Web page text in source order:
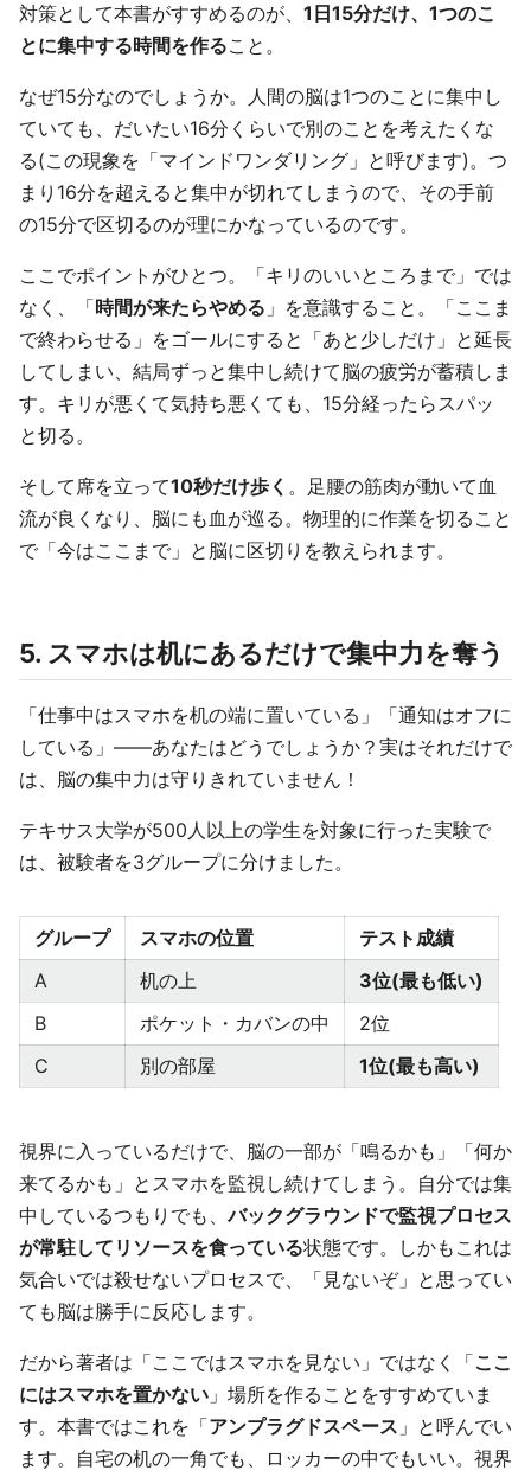
対策として本書がすすめるのが、 1日15分だけ、1つのこ
とに集中する時間を作ること。
なぜ15分なのでしょうか。人間の脳は1つのことに集中し
ていても、だいたい16分くらいで別のことを考えたくな
る(この現象を「マインドワンダリング」と呼びます)。つ
まり16分を超えると集中が切れてしまうので、その手前
の15分で区切るのが理にかなっているのです。
ここでポイントがひとつ。「キリのいいところまで」では
なく、「時間が来たらやめる 」を意識すること。「ここま
で終わらせる」をゴールにすると「あと少しだけ」と延長
してしまい、結局ずっと集中し続けて脳の疲労が蓄積しま
す。キリが悪くて気持ち悪くても、15分経ったらスパッ
と切る。
そして席を立って10秒だけ歩く 。足腰の筋肉が動いて血
流が良くなり、脳にも血が巡る。物理的に作業を切ること
で「今はここまで」と脳に区切りを教えられます。
5. スマホは机にあるだけで集中力を奪う
「仕事中はスマホを机の端に置いている」「通知はオフに
している」——あなたはどうでしょうか？実はそれだけで
は、脳の集中力は守りきれていません！
テキサス大学が500人以上の学生を対象に行った実験で
は、被験者を3グループに分けました。
グループ スマホの位置
テスト成績
A
机の上
3位(最も低い)
B
ポケット・カバンの中
2位
C
別の部屋 1位(最も高い)
視界に入っているだけで、脳の一部が「鳴るかも」「何か
来てるかも」とスマホを監視し続けてしまう。自分では集
中しているつもりでも、バックグラウンドで監視プロセス
が常駐してリソースを食っている状態です。しかもこれは
気合いでは殺せないプロセスで、「見ないぞ」と思ってい
ても脳は勝手に反応します。
だから著者は「ここではスマホを見ない」ではなく「ここ
にはスマホを置かない 」場所を作ることをすすめていま
す。本書ではこれを「アンプラグドスペース 」と呼んでい
ます。自宅の机の一角でも、ロッカーの中でもいい。視界